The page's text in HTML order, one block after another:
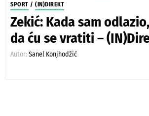
SPORT / (IN)DIREKT
Zekić: Kada sam
da ću se vratiti –
Autor: Sanel Konjhodžić